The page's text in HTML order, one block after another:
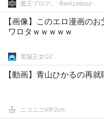
魔王ブログ。-Beelzeboul-
【画像】このエロ漫画の
ワロタｗｗｗｗｗ
電脳王女QZ
【動画】青山ひかるの再
ニコニコVIP2ch